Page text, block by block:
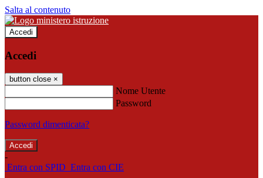
Salta al contenuto
Accedi
Accedi
button close ×
Nome Utente
Password
Password dimenticata?
-
Entra con SPID Entra con CIE